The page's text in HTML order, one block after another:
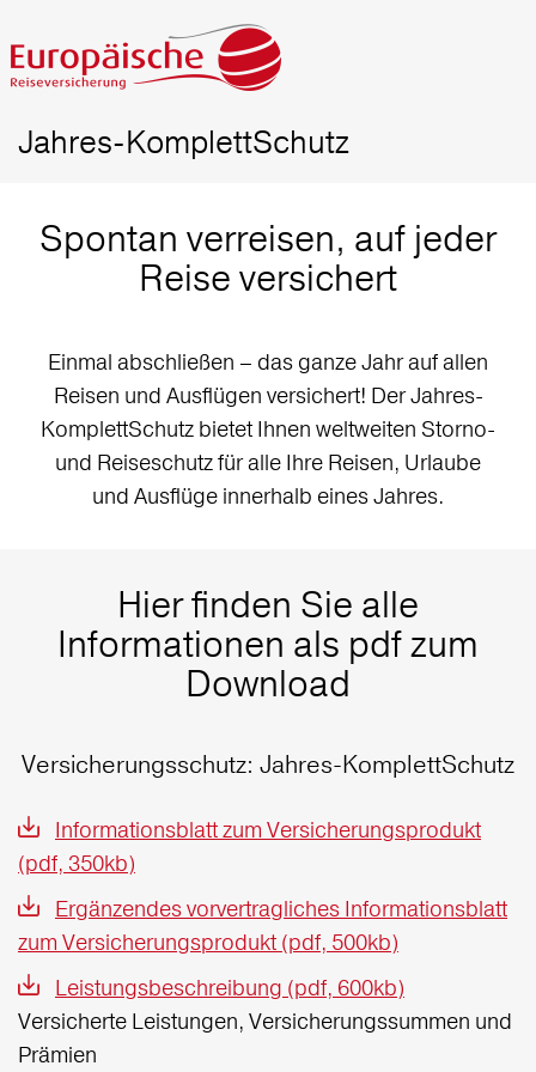
Jahres-KomplettSchutz
Spontan verreisen, auf jeder
Reise versichert
Einmal abschließen – das ganze Jahr auf allen
Reisen und Ausflügen versichert! Der Jahres-
KomplettSchutz bietet Ihnen weltweiten Storno-
und Reiseschutz für alle Ihre Reisen, Urlaube
und Ausflüge innerhalb eines Jahres.
Hier finden Sie alle
Informationen als pdf zum
Download
Versicherungsschutz: Jahres-KomplettSchutz
Informationsblatt zum Versicherungsprodukt
(pdf, 350kb)
Ergänzendes vorvertragliches Informationsblatt
zum Versicherungsprodukt (pdf, 500kb)
Leistungsbeschreibung (pdf, 600kb)
Versicherte Leistungen, Versicherungssummen und
Prämien